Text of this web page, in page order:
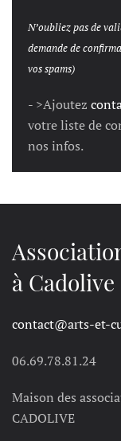
N’oubliez pas de
demande de
vos spams)
- >Ajoutez
votre liste de
nos infos.
à Cadolive
contact@arts-et-
06.69.78.81.24
Maison des
CADOLIVE